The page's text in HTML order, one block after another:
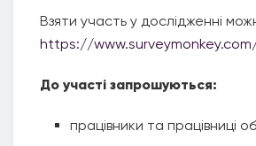
Взяти участь у дослідженні
https://
До участі запрошуються:
працівники та працівниці